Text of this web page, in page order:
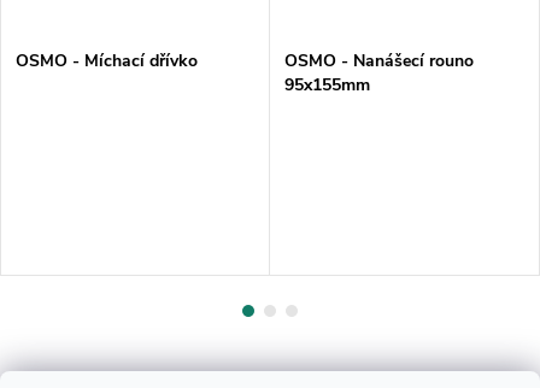
OSMO - Míchací dřívko
OSMO - Nanášecí rouno
95x155mm